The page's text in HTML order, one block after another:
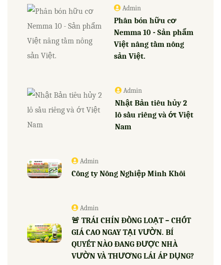
Admin
Phân bón hữu cơ
Nemma 10 - Sản phẩm
Việt nâng tầm nông
sản Việt.
Admin
Nhật Bản tiêu hủy 2
lô sầu riêng và ớt Việt
Nam
Admin
Công ty Nông Nghiệp Minh Khôi
Admin
🚨 TRÁI CHÍN ĐỒNG LOẠT – CHỐT
GIÁ CAO NGAY TẠI VƯỜN. BÍ
QUYẾT NÀO ĐANG ĐƯỢC NHÀ
VƯỜN VÀ THƯƠNG LÁI ÁP DỤNG?